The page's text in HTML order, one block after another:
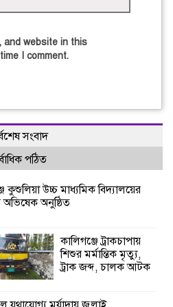
and website in this
I comment.
সংবাদ
পঠিত
কুশুলিয়া উচ্চ মাধ্যমিক বিদ্যালয়ের
অভিষেক অনুষ্ঠিত
কালিগঞ্জে ট্রাকচাপায়
শিশুর মর্মান্তিক মৃত্যু,
ট্রাক জব্দ, চালক আটক